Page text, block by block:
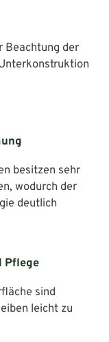
Beachtung der
besitzen sehr
wodurch der
deutlich
Pflege
sind
leicht zu